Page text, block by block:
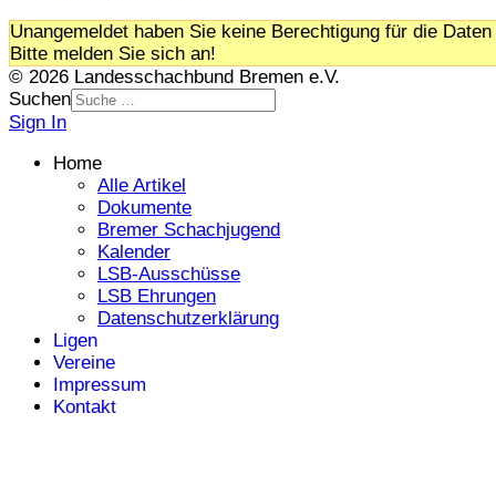
Unangemeldet haben Sie keine Berechtigung für die
Bitte melden Sie sich an!
© 2026 Landesschachbund Bremen e.V.
Suchen
Sign In
Home
Alle Artikel
Dokumente
Bremer Schachjugend
Kalender
LSB-Ausschüsse
LSB Ehrungen
Datenschutzerklärung
Ligen
Vereine
Impressum
Kontakt